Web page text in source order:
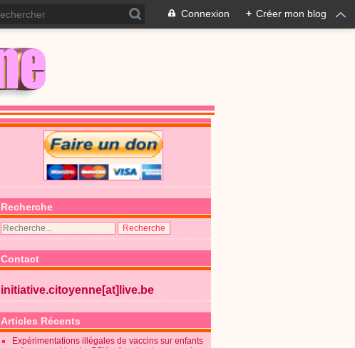
Connexion + Créer mon blog
Recherche
Contact
initiative.citoyenne[at]live.be
Articles Récents
Expérimentations illégales de vaccins sur enfants